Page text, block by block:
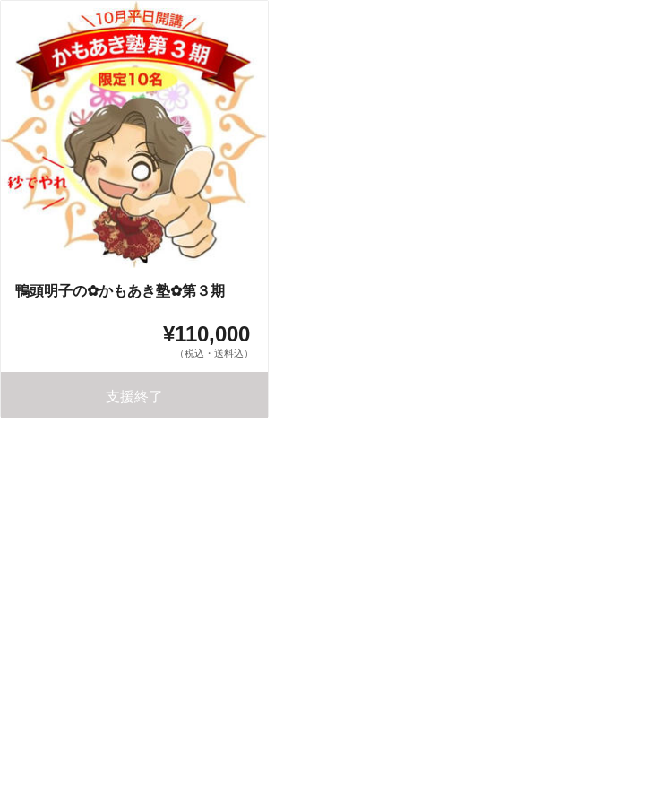
鴨頭明子の✿かもあき塾✿第３期
¥110,000
（税込・送料込）
支援終了